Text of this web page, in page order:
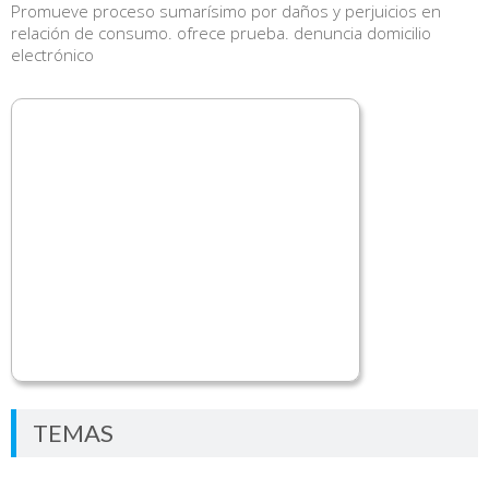
Promueve proceso sumarísimo por daños y perjuicios en
relación de consumo. ofrece prueba. denuncia domicilio
electrónico
TEMAS